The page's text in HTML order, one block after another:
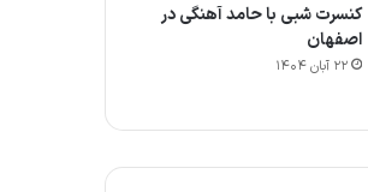
کنسرت شبی با حامد آهنگی در
اصفهان
۲۲ آبان ۱۴۰۴